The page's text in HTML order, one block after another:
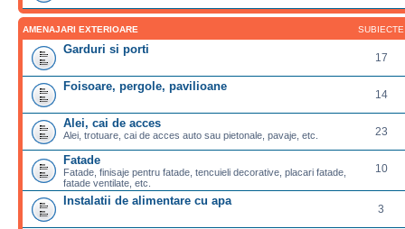
AMENAJARI EXTERIOARE SUBIECTE
Garduri si porti
17
Foisoare, pergole, pavilioane
14
Alei, cai de acces
Alei, trotuare, cai de acces auto sau pietonale, pavaje, etc. 23
Fatade
Fatade, finisaje pentru fatade, tencuieli decorative, placari fatade,
fatade ventilate, etc.
10
Instalatii de alimentare cu apa
3